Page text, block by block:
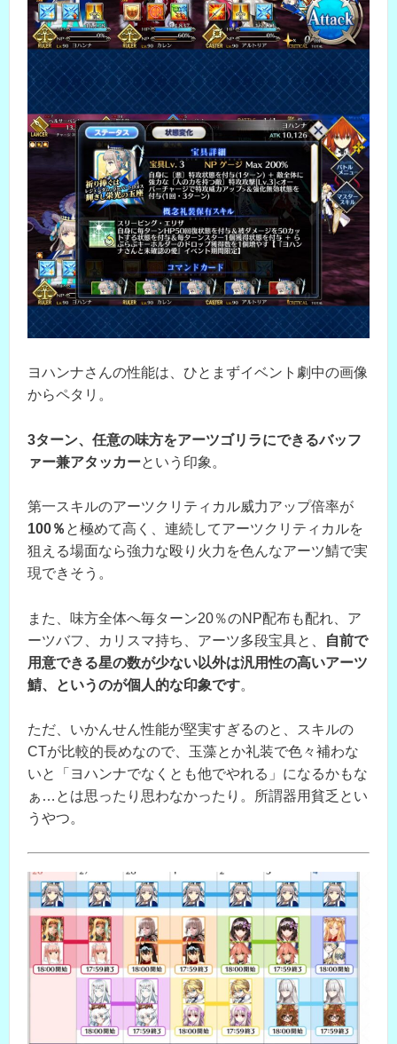
ヨハンナさんの性能は、ひとまずイベント劇中の画像
からペタリ。
3ターン、任意の味方をアーツゴリラにできるバッフ
ァー兼アタッカーという印象。
第一スキルのアーツクリティカル威力アップ倍率が
100％ と極めて高く、連続してアーツクリティカルを
狙える場面なら強力な殴り火力を色んなアーツ鯖で実
現できそう。
また、味方全体へ毎ターン20％のNP配布も配れ、ア
ーツバフ、カリスマ持ち、アーツ多段宝具と、
自前で
用意できる星の数が少ない以外は汎用性の高いアーツ
鯖、というのが個人的な印象です。
ただ、いかんせん性能が堅実すぎるのと、スキルの
CTが比較的長めなので、玉藻とか礼装で色々補わな
いと「ヨハンナでなくとも他でやれる」になるかもな
ぁ…とは思ったり思わなかったり。所謂器用貧乏とい
うやつ。